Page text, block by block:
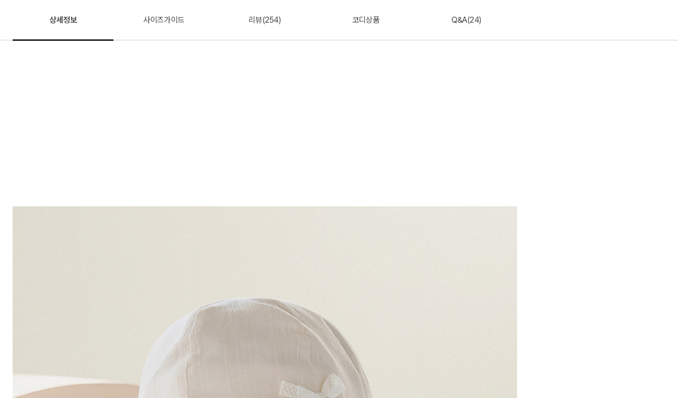
상세정보 사이즈가이드 리뷰(254) 코디상품 Q&A(24)